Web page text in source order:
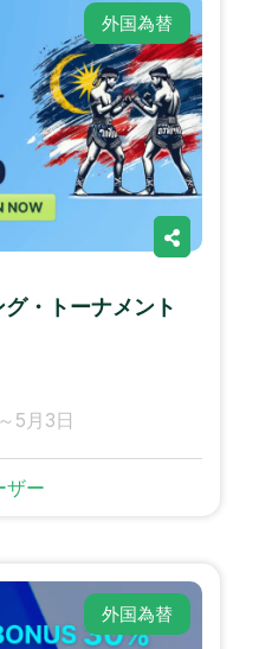
外国為替
・トーナメント
5月3日
ザー
外国為替